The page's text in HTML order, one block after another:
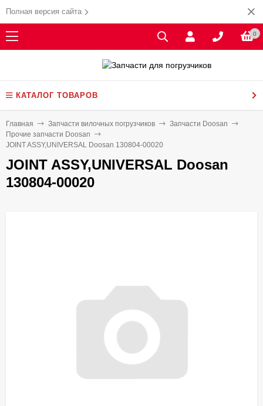
Полная версия сайта
0
КАТАЛОГ ТОВАРОВ
Главная Запчасти вилочных погрузчиков
Запчасти Doosan
Прочие запчасти Doosan
JOINT ASSY,UNIVERSAL Doosan 130804-00020
JOINT ASSY,UNIVERSAL Doosan
130804-00020